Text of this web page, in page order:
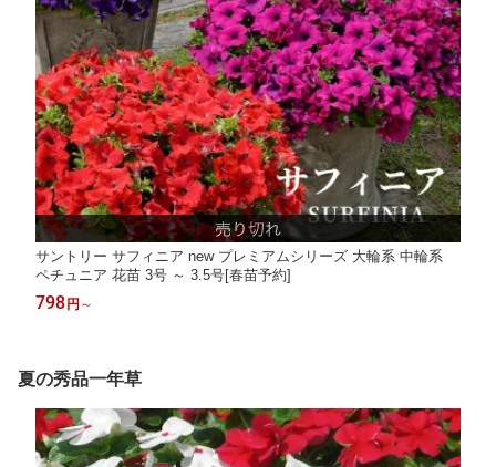
サントリー サフィニア new プレミアムシリーズ 大輪系 中輪系
ペチュニア 花苗 3号 ～ 3.5号[春苗予約]
798円 ～
夏の秀品一年草